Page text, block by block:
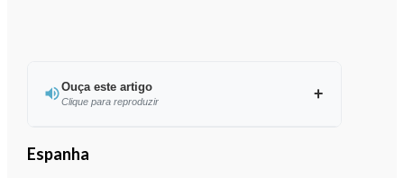
Ouça este artigo
Clique para reproduzir
Espanha